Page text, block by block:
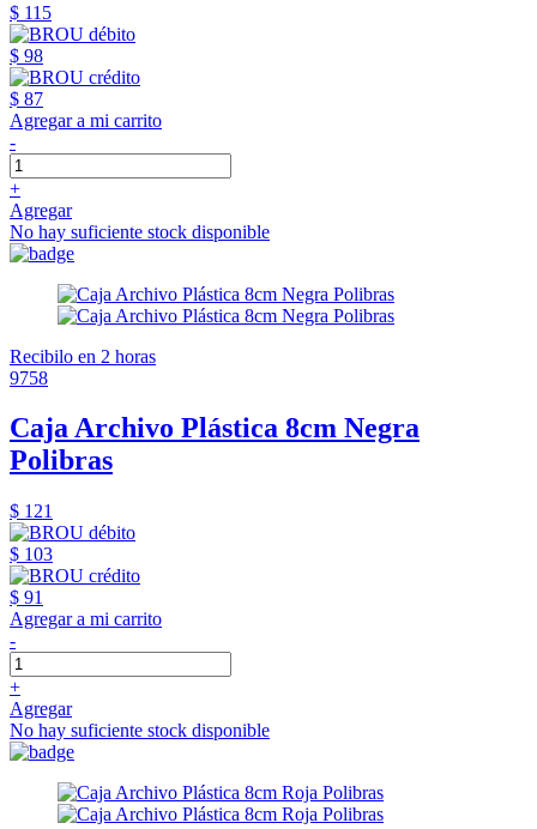
$ 115
$ 98
$ 87
Agregar a mi carrito
-
+
Agregar
No hay suficiente stock disponible
Recibilo en 2 horas
9758
Caja Archivo Plástica 8cm Negra
Polibras
$ 121
$ 103
$ 91
Agregar a mi carrito
-
+
Agregar
No hay suficiente stock disponible